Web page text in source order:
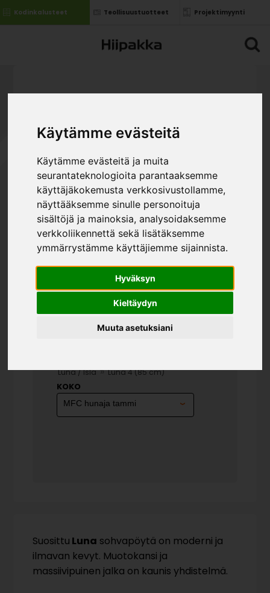
Käytämme evästeitä
Käytämme evästeitä ja muita
seurantateknologioita parantaaksemme
käyttäjäkokemusta verkkosivustollamme,
näyttääksemme sinulle personoituja
sisältöjä ja mainoksia, analysoidaksemme
verkkoliikennettä sekä lisätäksemme
ymmärrystämme käyttäjiemme sijainnista.
Hyväksyn
Kieltäydyn
Muuta asetuksiani
Kodinkalusteet Teollisuustuotteet Projektimyynti
Luna / Isla»Luna 4 (85 cm)
KOKO
Suosittu Luna sohvapöytä on moderni ja
ilmavan kevyt. Muotokansi ja
massiivipuinen jalka on kaunis yhdistelmä.